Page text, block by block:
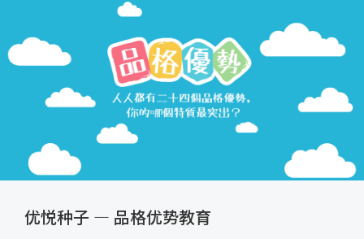
优悦种子 — 品格优势教育